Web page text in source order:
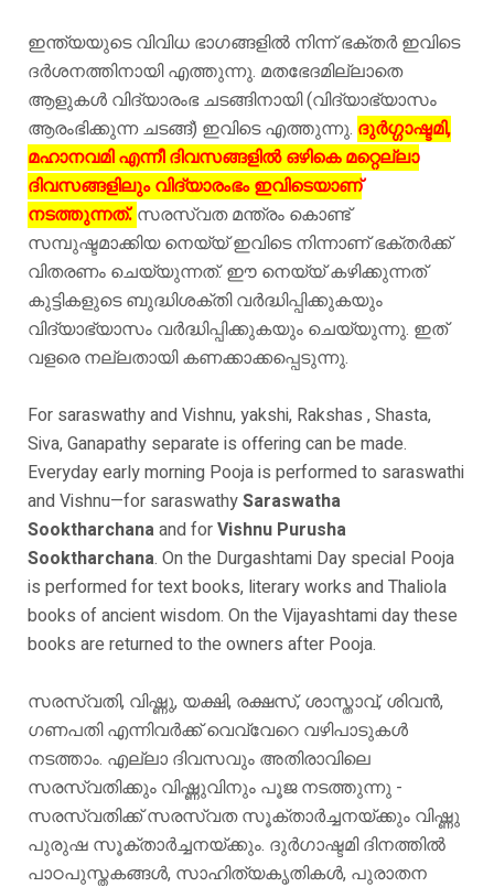
ഇന്ത്യയുടെ വിവിധ ഭാഗങ്ങളിൽ നിന്ന് ഭക്തർ ഇവിടെ
ദർശനത്തിനായി എത്തുന്നു. മതഭേദമില്ലാതെ
ആളുകൾ വിദ്യാരംഭ ചടങ്ങിനായി (വിദ്യാഭ്യാസം
ആരംഭിക്കുന്ന ചടങ്ങ്) ഇവിടെ എത്തുന്നു. ദുർഗ്ഗാഷ്ടമി,
മഹാനവമി എന്നീ ദിവസങ്ങളിൽ ഒഴികെ മറ്റെല്ലാ
ദിവസങ്ങളിലും വിദ്യാരംഭം ഇവിടെയാണ്
നടത്തുന്നത്. സരസ്വത മന്ത്രം കൊണ്ട്
സമ്പുഷ്ടമാക്കിയ നെയ്യ് ഇവിടെ നിന്നാണ് ഭക്തർക്ക്
വിതരണം ചെയ്യുന്നത്. ഈ നെയ്യ് കഴിക്കുന്നത്
കുട്ടികളുടെ ബുദ്ധിശക്തി വർദ്ധിപ്പിക്കുകയും
വിദ്യാഭ്യാസം വർദ്ധിപ്പിക്കുകയും ചെയ്യുന്നു. ഇത്
വളരെ നല്ലതായി കണക്കാക്കപ്പെടുന്നു.
For saraswathy and Vishnu, yakshi, Rakshas , Shasta,
Siva, Ganapathy separate is offering can be made.
Everyday early morning Pooja is performed to saraswathi
and Vishnu—for saraswathySaraswatha
Sooktharchanaand forVishnu Purusha
Sooktharchana. On the Durgashtami Day special Pooja
is performed for text books, literary works and Thaliola
books of ancient wisdom. On the Vijayashtami day these
books are returned to the owners after Pooja.
സരസ്വതി, വിഷ്ണു, യക്ഷി, രക്ഷസ്, ശാസ്താവ്, ശിവൻ,
ഗണപതി എന്നിവർക്ക് വെവ്വേറെ വഴിപാടുകൾ
നടത്താം. എല്ലാ ദിവസവും അതിരാവിലെ
സരസ്വതിക്കും വിഷ്ണുവിനും പൂജ നടത്തുന്നു -
സരസ്വതിക്ക് സരസ്വത സൂക്താർച്ചനയ്ക്കും വിഷ്ണു
പുരുഷ സൂക്താർച്ചനയ്ക്കും. ദുർഗാഷ്ടമി ദിനത്തിൽ
പാഠപുസ്തകങ്ങൾ, സാഹിത്യകൃതികൾ, പുരാതന